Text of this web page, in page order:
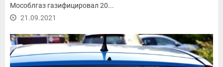
Мособлгаз газифицировал 20...
21.09.2021